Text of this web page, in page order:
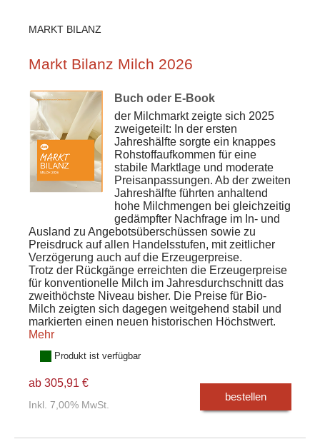
MARKT BILANZ
Markt Bilanz Milch 2026
Buch oder E-Book
der Milchmarkt zeigte sich 2025
zweigeteilt: In der ersten
Jahreshälfte sorgte ein knappes
Rohstoffaufkommen für eine
stabile Marktlage und moderate
Preisanpassungen. Ab der zweiten
Jahreshälfte führten anhaltend
hohe Milchmengen bei gleichzeitig
gedämpfter Nachfrage im In- und
Ausland zu Angebotsüberschüssen sowie zu
Preisdruck auf allen Handelsstufen, mit zeitlicher
Verzögerung auch auf die Erzeugerpreise.
Trotz der Rückgänge erreichten die Erzeugerpreise
für konventionelle Milch im Jahresdurchschnitt das
zweithöchste Niveau bisher. Die Preise für Bio-
Milch zeigten sich dagegen weitgehend stabil und
markierten einen neuen historischen Höchstwert.
Mehr
Produkt ist verfügbar
ab 305,91 €
Inkl. 7,00% MwSt.
bestellen